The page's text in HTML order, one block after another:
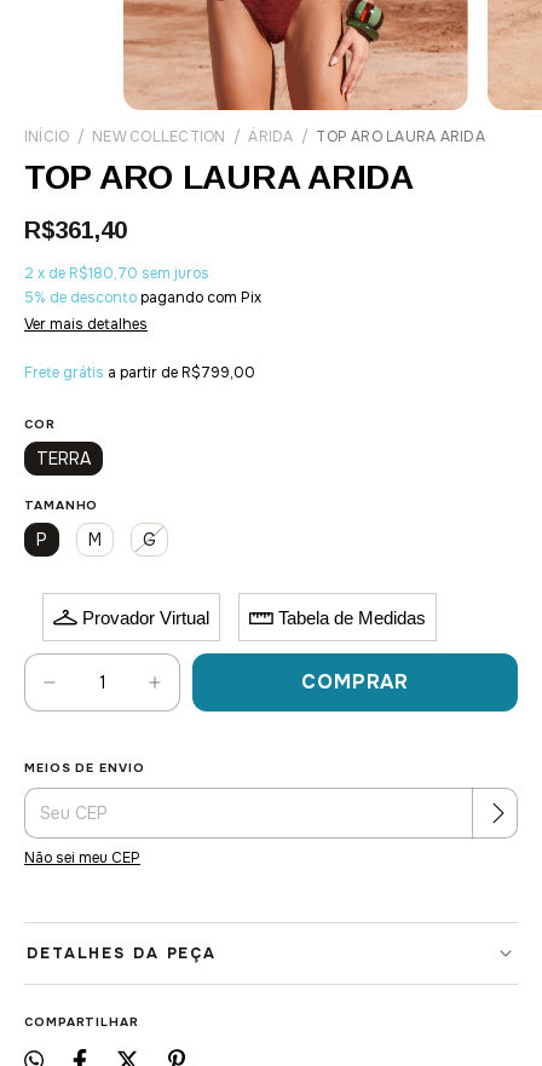
INÍCIO / NEW COLLECTION / ÁRIDA / TOP ARO LAURA ARIDA
TOP ARO LAURA ARIDA
R$361,40
2 x de R$180,70 sem juros
5% de descontopagando com Pix
Ver mais detalhes
Frete grátis a partir deR$799,00
COR
TERRA
TAMANHO
P M G
Provador Virtual Tabela de Medidas
Entregas para o CEP:
MEIOS DE ENVIO
Não sei meu CEP
DETALHES DA PEÇA
COMPARTILHAR